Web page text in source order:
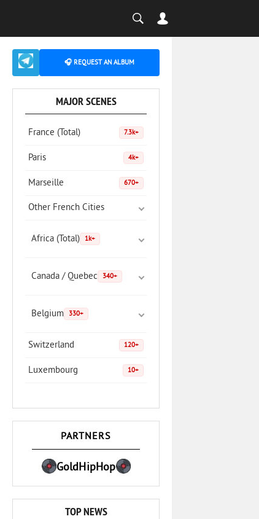
🎧 REQUEST AN ALBUM
MAJOR SCENES
France (Total) 7.3k+
Paris 4k+
Marseille 670+
Other French Cities
Africa (Total) 1k+
Canada / Quebec 340+
Belgium 330+
Switzerland 120+
Luxembourg 10+
PARTNERS
GoldHipHop
TOP NEWS